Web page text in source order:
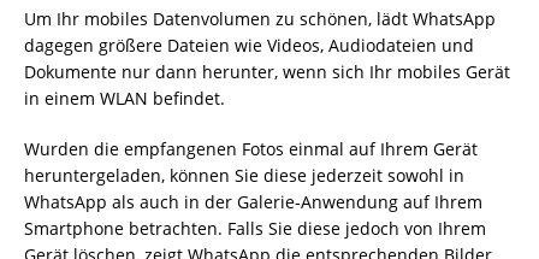
Um Ihr mobiles Datenvolumen zu schönen, lädt WhatsApp
dagegen größere Dateien wie Videos, Audiodateien und
Dokumente nur dann herunter, wenn sich Ihr mobiles Gerät
in einem WLAN befindet.
Wurden die empfangenen Fotos einmal auf Ihrem Gerät
heruntergeladen, können Sie diese jederzeit sowohl in
WhatsApp als auch in der Galerie-Anwendung auf Ihrem
Smartphone betrachten. Falls Sie diese jedoch von Ihrem